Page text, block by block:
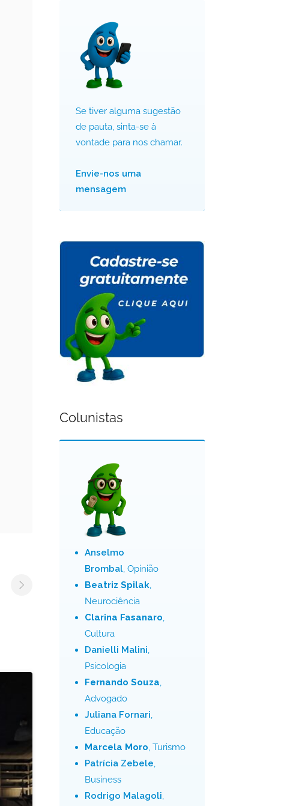
Se tiver alguma sugestão
de pauta, sinta-se à
vontade para nos chamar.
Envie-nos uma
mensagem
Colunistas
Anselmo
Brombal, Opinião
Beatriz Spilak,
Neurociência
Clarina Fasanaro,
Cultura
Danielli Malini,
Psicologia
Fernando Souza,
Advogado
Juliana Fornari,
Educação
Marcela Moro, Turismo
Patrícia Zebele,
Business
Rodrigo Malagoli,